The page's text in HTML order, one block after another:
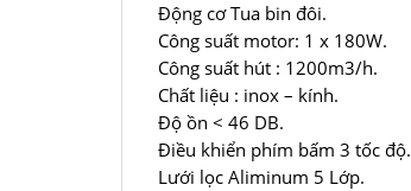
Động cơ Tua bin đôi.
Công suất motor: 1 x 180W.
Công suất hút : 1200m3/h.
Chất liệu : inox – kính.
Độ ồn < 46 DB.
Điều khiển phím bấm 3 tốc độ.
Lưới lọc Aliminum 5 Lớp.